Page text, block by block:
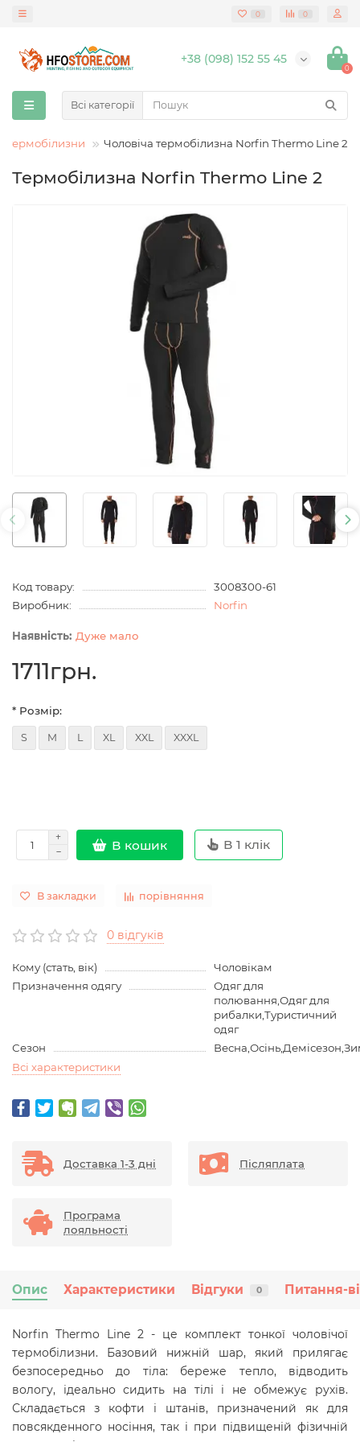
0 0
+38 (098) 152 55 45
0
Всі категорії
термобілизни Чоловіча термобілизна Norfin Thermo Line 2
Термобілизна Norfin Thermo Line 2
Код товару:
3008300-61
Виробник:
Norfin
Дуже мало
1711грн.
* Розмір:
S M L XL XXL XXXL
В кошик В 1 клік
В закладки порівняння
0 відгуків
Кому (стать, вік)
Чоловікам
Призначення одягу
Одяг для
полювання,Одяг для
рибалки,Туристичний
одяг
Сезон
Всі характеристики
Доставка 1-3 дні Післяплата
Програма
лояльності
Опис Характеристики Відгуки 0 Питання-
Norfin Thermo Line 2 - це комплект тонкої чоловічої
термобілизни. Базовий нижній шар, який прилягає
безпосередньо до тіла: береже тепло, відводить
вологу, ідеально сидить на тілі і не обмежує рухів.
Складається з кофти і штанів, призначений як для
повсякденного носіння, так і при підвищеній фізичній